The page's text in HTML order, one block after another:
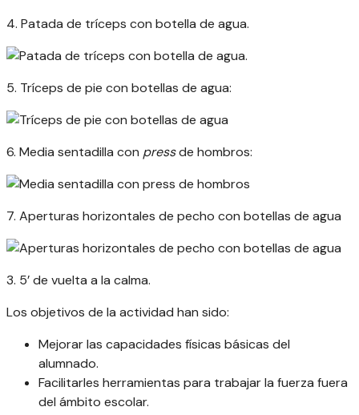
4. Patada de tríceps con botella de agua.
5. Tríceps de pie con botellas de agua:
6. Media sentadilla con pressde hombros:
7. Aperturas horizontales de pecho con botellas de agua
3. 5’ de vuelta a la calma.
Los objetivos de la actividad han sido:
Mejorar las capacidades físicas básicas del
alumnado.
Facilitarles herramientas para trabajar la fuerza fuera
del ámbito escolar.